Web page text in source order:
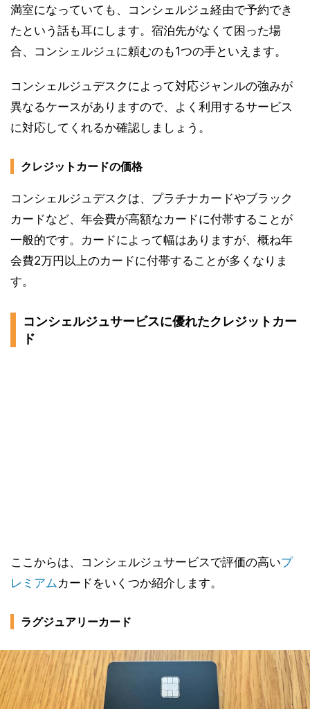
満室になっていても、コンシェルジュ経由で予約でき
たという話も耳にします。宿泊先がなくて困った場
合、コンシェルジュに頼むのも1つの手といえます。
コンシェルジュデスクによって対応ジャンルの強みが
異なるケースがありますので、よく利用するサービス
に対応してくれるか確認しましょう。
クレジットカードの価格
コンシェルジュデスクは、プラチナカードやブラック
カードなど、年会費が高額なカードに付帯することが
一般的です。カードによって幅はありますが、概ね年
会費2万円以上のカードに付帯することが多くなりま
す。
コンシェルジュサービスに優れたクレジットカー
ド
ここからは、コンシェルジュサービスで評価の高いプ
レミアムカードをいくつか紹介します。
ラグジュアリーカード